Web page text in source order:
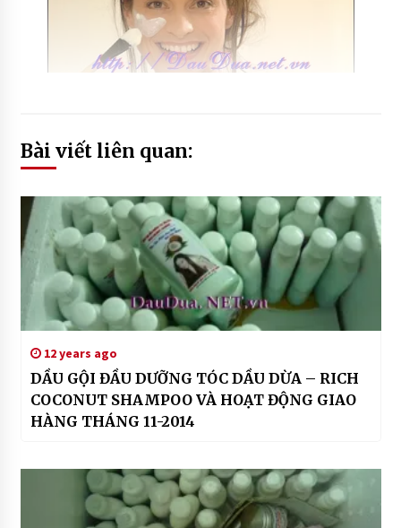
Bài viết liên quan:
12 years ago
DẦU GỘI ĐẦU DƯỠNG TÓC DẦU DỪA – RICH
COCONUT SHAMPOO VÀ HOẠT ĐỘNG GIAO
HÀNG THÁNG 11-2014